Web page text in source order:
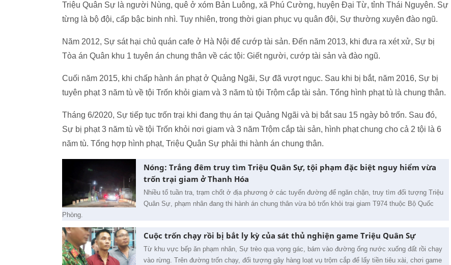
Triệu Quân Sự là người Nùng, quê ở xóm Bản Luông, xã Phú Cường, huyện Đại Từ, tỉnh Thái Nguyên. Sự
từng là bộ đội, cấp bậc binh nhì. Tuy nhiên, trong thời gian phục vụ quân đội, Sự thường xuyên đào ngũ.
Năm 2012, Sự sát hại chủ quán cafe ở Hà Nội để cướp tài sản. Đến năm 2013, khi đưa ra xét xử, Sự bị
Tòa án Quân khu 1 tuyên án chung thân về các tội: Giết người, cướp tài sản và đào ngũ.
Cuối năm 2015, khi chấp hành án phạt ở Quảng Ngãi, Sự đã vượt ngục. Sau khi bị bắt, năm 2016, Sự bị
tuyên phạt 3 năm tù về tội Trốn khỏi giam và 3 năm tù tội Trộm cắp tài sản. Tổng hình phạt tù là chung thân.
Tháng 6/2020, Sự tiếp tục trốn trại khi đang thụ án tại Quảng Ngãi và bị bắt sau 15 ngày bỏ trốn. Sau đó,
Sự bị phạt 3 năm tù về tội Trốn khỏi nơi giam và 3 năm Trộm cắp tài sản, hình phạt chung cho cả 2 tội là 6
năm tù. Tổng hợp hình phạt, Triệu Quân Sự phải thi hành án chung thân.
Nóng: Trắng đêm truy tìm Triệu Quân Sự, tội phạm đặc biệt nguy hiểm vừa
trốn trại giam ở Thanh Hóa
Nhiều tổ tuần tra, trạm chốt ở địa phương ở các tuyến đường để ngăn chặn, truy tìm đối tượng Triệu
Quân Sự, phạm nhân đang thi hành án chung thân vừa bỏ trốn khỏi trại giam T974 thuộc Bộ Quốc
Phòng.
Cuộc trốn chạy rồi bị bắt ly kỳ của sát thủ nghiện game Triệu Quân Sự
Từ khu vực bếp ăn phạm nhân, Sự trèo qua vọng gác, bám vào đường ống nước xuống đất rồi chạy
vào rừng. Trên đường trốn chạy, đối tượng gây hàng loạt vụ trộm cắp để lấy tiền tiêu xài, chơi game